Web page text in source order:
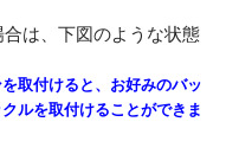
は、下図のような状態
取付けると、お好みのバッ
ルを取付けることができま